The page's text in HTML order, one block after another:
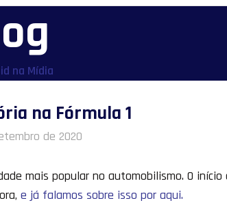
na Mídia
na Fórmula 1
de 2020
mais popular no automobilismo. O
e já falamos sobre isso por aqui.